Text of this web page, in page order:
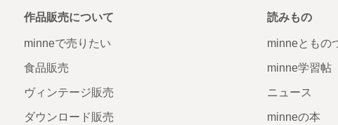
作品販売について
minneで売りたい
食品販売
ヴィンテージ販売
ダウンロード販売
読みもの
minneともの
minne学習帖
ニュース
minneの本